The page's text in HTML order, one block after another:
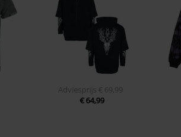
Adviesprijs
€ 69,99
€ 64,99